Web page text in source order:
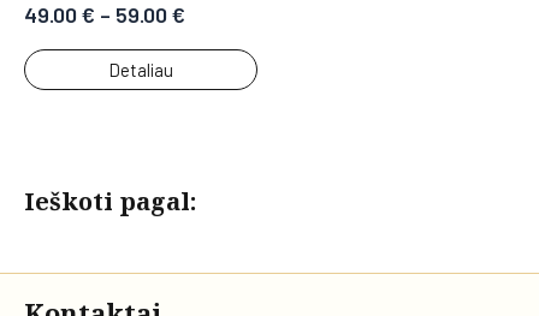
Ieškoti pagal:
49.00€ – 59.00€
Detaliau